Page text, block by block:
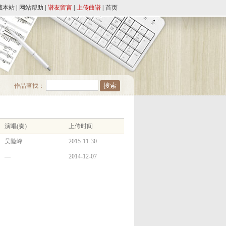
本站 网站帮助 谱友留言 上传曲谱 首页
作品查找：
演唱(奏) 上传时间
吴险峰 2015-11-30
— 2014-12-07